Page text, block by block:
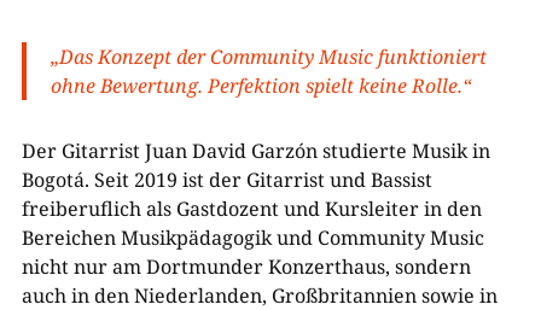
„Das Konzept der Community Music funktioniert
ohne Bewertung. Perfektion spielt keine Rolle.“
Der Gitarrist Juan David Garzón studierte Musik in
Bogotá. Seit 2019 ist der Gitarrist und Bassist
freiberuflich als Gastdozent und Kursleiter in den
Bereichen Musikpädagogik und Community Music
nicht nur am Dortmunder Konzerthaus, sondern
auch in den Niederlanden, Großbritannien sowie in